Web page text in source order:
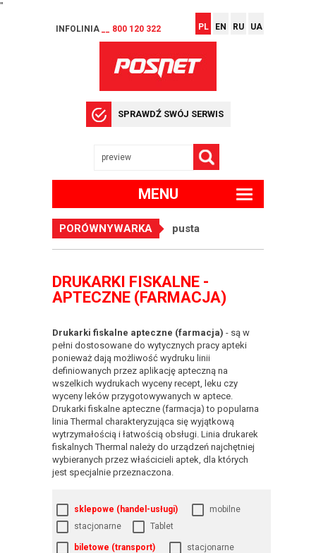
"
INFOLINIA __ 800 120 322 PL EN RU UA
SPRAWDŹ SWÓJ SERWIS
MENU
PORÓWNYWARKA pusta
DRUKARKI FISKALNE -
APTECZNE (FARMACJA)
Drukarki fiskalne apteczne (farmacja) - są w
pełni dostosowane do wytycznych pracy apteki
ponieważ dają możliwość wydruku linii
definiowanych przez aplikację apteczną na
wszelkich wydrukach wyceny recept, leku czy
wyceny leków przygotowywanych w aptece.
Drukarki fiskalne apteczne (farmacja) to popularna
linia Thermal charakteryzująca się wyjątkową
wytrzymałością i łatwością obsługi. Linia drukarek
fiskalnych Thermal należy do urządzeń najchętniej
wybieranych przez właścicieli aptek, dla których
jest specjalnie przeznaczona.
sklepowe (handel-usługi)
mobilne
stacjonarne
Tablet
biletowe (transport) stacjonarne